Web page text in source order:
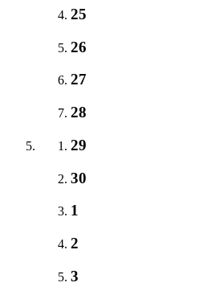
25
26
27
28
29
30
1
2
3